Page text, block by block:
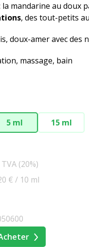
la mandarine au doux
, des tout-petits
doux-amer avec des
massage, bain
5 ml 15 ml
(20%)
€ / 10 ml